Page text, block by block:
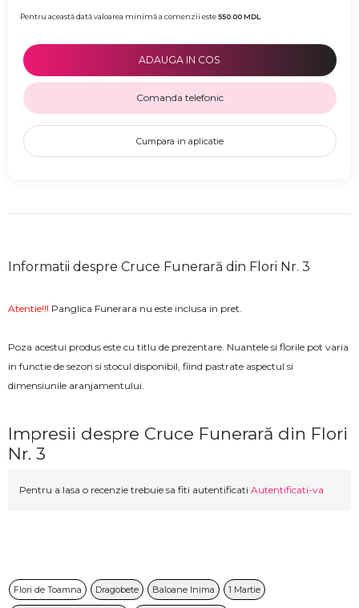
Pentru această dată valoarea minimă a comenzii este550.00MDL
ADAUGA IN COS
Comanda telefonic
Cumpara in aplicatie
Informatii despre Cruce Funerară din Flori Nr. 3
Atentie!!! Panglica Funerara nu este inclusa in pret.
Poza acestui produs este cu titlu de prezentare. Nuantele si florile pot varia
in functie de sezon si stocul disponibil, fiind pastrate aspectul si
dimensiunile aranjamentului.
Impresii despre Cruce Funerară din Flori
Nr. 3
Pentru a lasa o recenzie trebuie sa fiti autentificati Autentificati-va
Flori de Toamna Dragobete Baloane Inima 1 Martie